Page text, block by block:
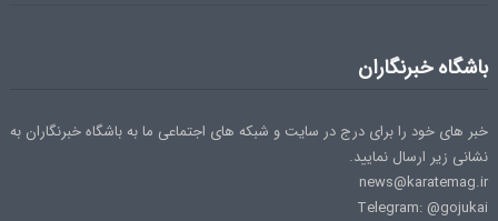
باشگاه خبرنگاران
خبر های خود را برای درج در سایت و شبکه های اجتماعی ما به باشگاه خبرنگاران به
نشانی زیر ارسال نمایید.
news@karatemag.ir
Telegram: @gojukai